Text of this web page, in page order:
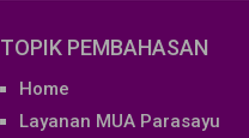
TOPIK PEMBAHASAN
Home
Layanan MUA Parasayu